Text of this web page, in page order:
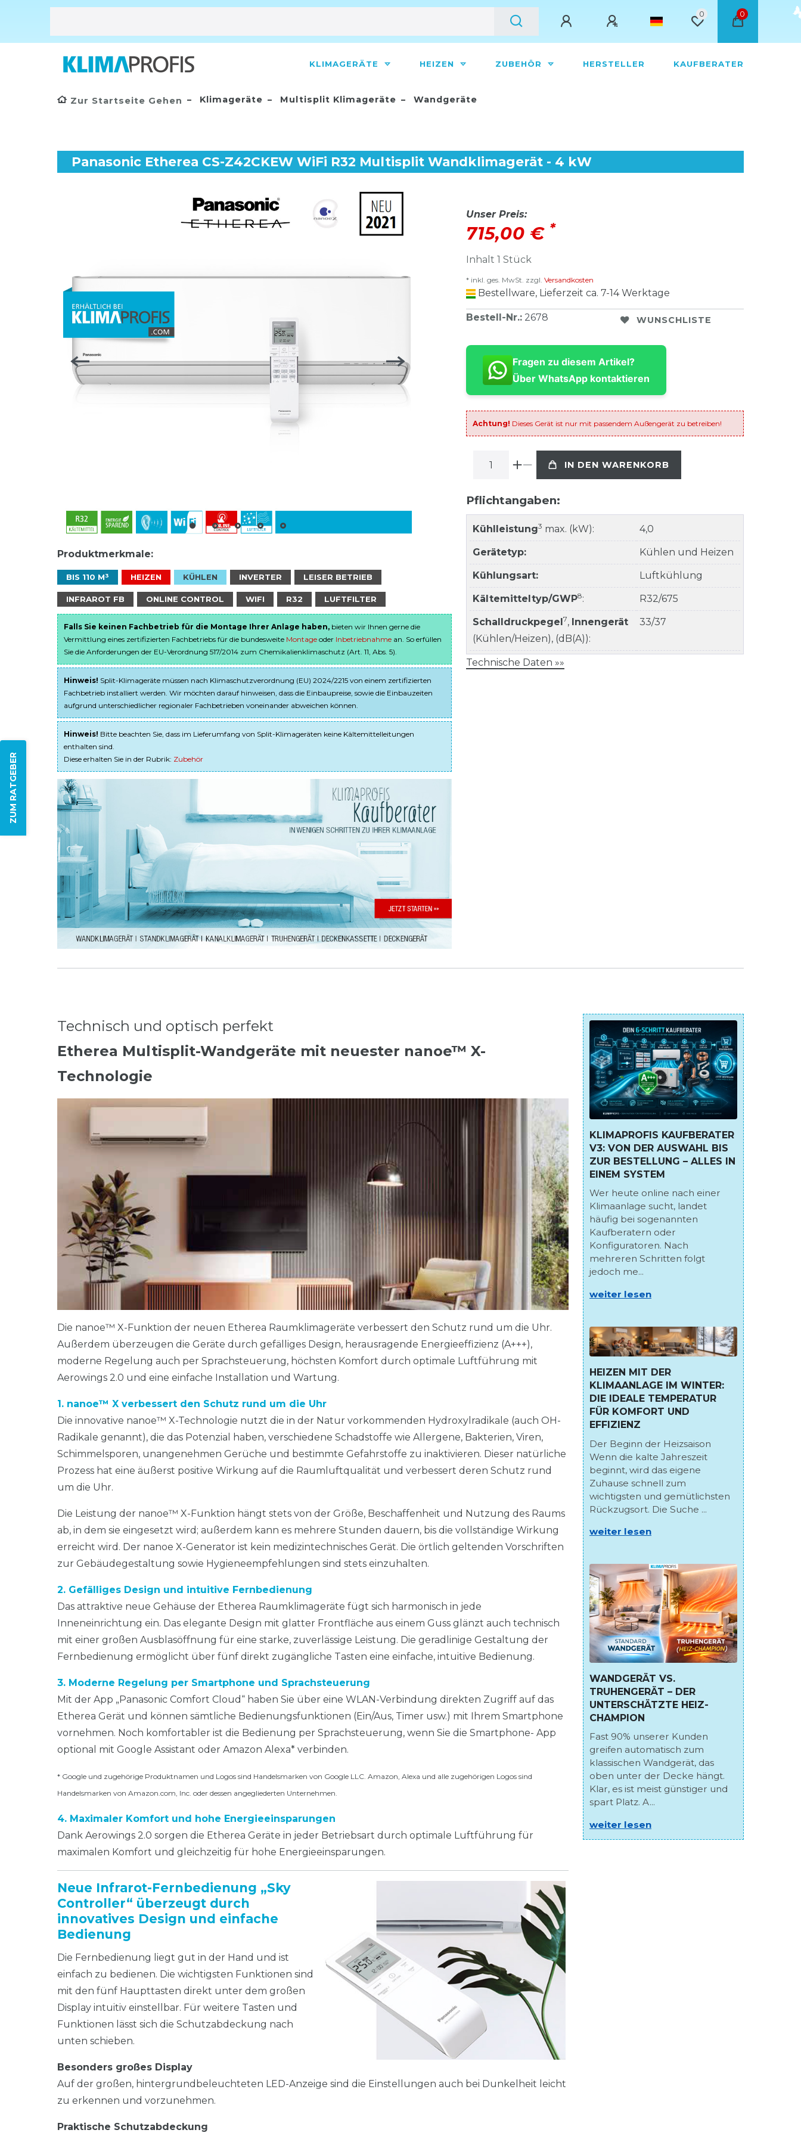
0 0
KLIMAGERÄTE HEIZEN ZUBEHÖR HERSTELLER KAUFBERATER
Zur Startseite Gehen Klimageräte Multisplit Klimageräte Wandgeräte
ZUM RATGEBER
Panasonic Etherea CS-Z42CKEW WiFi R32 Multisplit Wandklimagerät - 4 kW
Produktmerkmale:
BIS 110 M³ HEIZEN KÜHLEN INVERTER LEISER BETRIEB
INFRAROT FB ONLINE CONTROL WIFI R32 LUFTFILTER
Falls Sie keinen Fachbetrieb für die Montage Ihrer Anlage haben, bieten wir Ihnen gerne die
Vermittlung eines zertifizierten Fachbetriebs für die bundesweite Montage oder Inbetriebnahme an. So erfüllen
Sie die Anforderungen der EU-Verordnung 517/2014 zum Chemikalienklimaschutz (Art. 11, Abs. 5).
Hinweis! Split-Klimageräte müssen nach Klimaschutzverordnung (EU) 2024/2215 von einem zertifizierten
Fachbetrieb installiert werden. Wir möchten darauf hinweisen, dass die Einbaupreise, sowie die Einbauzeiten
aufgrund unterschiedlicher regionaler Fachbetrieben voneinander abweichen können.
Hinweis! Bitte beachten Sie, dass im Lieferumfang von Split-Klimageräten keine Kältemittelleitungen
enthalten sind.
Diese erhalten Sie in der Rubrik: Zubehör
Unser Preis:
715,00 € *
Inhalt 1 Stück
* inkl. ges. MwSt. zzgl. Versandkosten
Bestellware, Lieferzeit ca. 7-14 Werktage
Bestell-Nr.: 2678 WUNSCHLISTE
Fragen zu diesem Artikel?
Über WhatsApp kontaktieren
Achtung! Dieses Gerät ist nur mit passendem Außengerät zu betreiben!
IN DEN WARENKORB
Pflichtangaben:
Kühlleistung3 max. (kW): 4,0
Gerätetyp: Kühlen und Heizen
Kühlungsart: Luftkühlung
Kältemitteltyp/GWP8: R32/675
Schalldruckpegel7, Innengerät
(Kühlen/Heizen), (dB(A)):
33/37
Technische Daten »»
Technisch und optisch perfekt
Etherea Multisplit-Wandgeräte mit neuester nanoe™ X-
Technologie
Die nanoe™ X-Funktion der neuen Etherea Raumklimageräte verbessert den Schutz rund um die Uhr.
Außerdem überzeugen die Geräte durch gefälliges Design, herausragende Energieeffizienz (A+++),
moderne Regelung auch per Sprachsteuerung, höchsten Komfort durch optimale Luftführung mit
Aerowings 2.0 und eine einfache Installation und Wartung.
1. nanoe™ X verbessert den Schutz rund um die Uhr
Die innovative nanoe™ X-Technologie nutzt die in der Natur vorkommenden Hydroxylradikale (auch OH-
Radikale genannt), die das Potenzial haben, verschiedene Schadstoffe wie Allergene, Bakterien, Viren,
Schimmelsporen, unangenehmen Gerüche und bestimmte Gefahrstoffe zu inaktivieren. Dieser natürliche
Prozess hat eine äußerst positive Wirkung auf die Raumluftqualität und verbessert deren Schutz rund
um die Uhr.
Die Leistung der nanoe™ X-Funktion hängt stets von der Größe, Beschaffenheit und Nutzung des Raums
ab, in dem sie eingesetzt wird; außerdem kann es mehrere Stunden dauern, bis die vollständige Wirkung
erreicht wird. Der nanoe X-Generator ist kein medizintechnisches Gerät. Die örtlich geltenden Vorschriften
zur Gebäudegestaltung sowie Hygieneempfehlungen sind stets einzuhalten.
2. Gefälliges Design und intuitive Fernbedienung
Das attraktive neue Gehäuse der Etherea Raumklimageräte fügt sich harmonisch in jede
Inneneinrichtung ein. Das elegante Design mit glatter Frontfläche aus einem Guss glänzt auch technisch
mit einer großen Ausblasöffnung für eine starke, zuverlässige Leistung. Die geradlinige Gestaltung der
Fernbedienung ermöglicht über fünf direkt zugängliche Tasten eine einfache, intuitive Bedienung.
3. Moderne Regelung per Smartphone und Sprachsteuerung
Mit der App „Panasonic Comfort Cloud“ haben Sie über eine WLAN-Verbindung direkten Zugriff auf das
Etherea Gerät und können sämtliche Bedienungsfunktionen (Ein/Aus, Timer usw.) mit Ihrem Smartphone
vornehmen. Noch komfortabler ist die Bedienung per Sprachsteuerung, wenn Sie die Smartphone- App
optional mit Google Assistant oder Amazon Alexa* verbinden.
* Google und zugehörige Produktnamen und Logos sind Handelsmarken von Google LLC. Amazon, Alexa und alle zugehörigen Logos sind
Handelsmarken von Amazon.com, Inc. oder dessen angegliederten Unternehmen.
4. Maximaler Komfort und hohe Energieeinsparungen
Dank Aerowings 2.0 sorgen die Etherea Geräte in jeder Betriebsart durch optimale Luftführung für
maximalen Komfort und gleichzeitig für hohe Energieeinsparungen.
Neue Infrarot-Fernbedienung „Sky
Controller“ überzeugt durch
innovatives Design und einfache
Bedienung
Die Fernbedienung liegt gut in der Hand und ist
einfach zu bedienen. Die wichtigsten Funktionen sind
mit den fünf Haupttasten direkt unter dem großen
Display intuitiv einstellbar. Für weitere Tasten und
Funktionen lässt sich die Schutzabdeckung nach
unten schieben.
Besonders großes Display
Auf der großen, hintergrundbeleuchteten LED-Anzeige sind die Einstellungen auch bei Dunkelheit leicht
zu erkennen und vorzunehmen.
Praktische Schutzabdeckung
KLIMAPROFIS KAUFBERATER
V3: VON DER AUSWAHL BIS
ZUR BESTELLUNG – ALLES IN
EINEM SYSTEM
Wer heute online nach einer
Klimaanlage sucht, landet
häufig bei sogenannten
Kaufberatern oder
Konfiguratoren. Nach
mehreren Schritten folgt
jedoch me...
weiter lesen
HEIZEN MIT DER
KLIMAANLAGE IM WINTER:
DIE IDEALE TEMPERATUR
FÜR KOMFORT UND
EFFIZIENZ
Der Beginn der Heizsaison
Wenn die kalte Jahreszeit
beginnt, wird das eigene
Zuhause schnell zum
wichtigsten und gemütlichsten
Rückzugsort. Die Suche ...
weiter lesen
WANDGERÄT VS.
TRUHENGERÄT – DER
UNTERSCHÄTZTE HEIZ-
CHAMPION
Fast 90% unserer Kunden
greifen automatisch zum
klassischen Wandgerät, das
oben unter der Decke hängt.
Klar, es ist meist günstiger und
spart Platz. A...
weiter lesen